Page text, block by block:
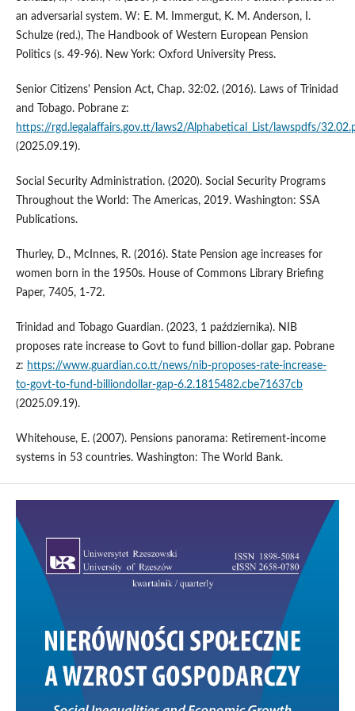
an adversarial system. W: E. M. Immergut, K. M. Anderson, I.
Schulze (red.), The Handbook of Western European Pension
Politics (s. 49-96). New York: Oxford University Press.
Senior Citizens' Pension Act, Chap. 32:02. (2016). Laws of Trinidad
and Tobago. Pobrane z:
https://rgd.legalaffairs.gov.tt/laws2/Alphabetical_List/lawspdfs/
(2025.09.19).
Social Security Administration. (2020). Social Security Programs
Throughout the World: The Americas, 2019. Washington: SSA
Publications.
Thurley, D., McInnes, R. (2016). State Pension age increases for
women born in the 1950s. House of Commons Library Briefing
Paper, 7405, 1-72.
Trinidad and Tobago Guardian. (2023, 1 października). NIB
proposes rate increase to Govt to fund billion-dollar gap. Pobrane
z: https://www.guardian.co.tt/news/nib-proposes-rate-increase-
to-govt-to-fund-billiondollar-gap-6.2.1815482.cbe71637cb
(2025.09.19).
Whitehouse, E. (2007). Pensions panorama: Retirement-income
systems in 53 countries. Washington: The World Bank.